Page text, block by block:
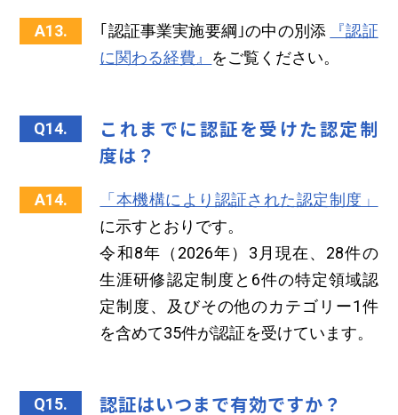
A13. ｢認証事業実施要綱｣の中の別添
『認証
に関わる経費』 をご覧ください。
Q14.
これまでに認証を受けた認定制
度は？
A14.
「本機構により認証された認定制度」
に示すとおりです。
令和8年（2026年）3月現在、28件の
生涯研修認定制度と6件の特定領域認
定制度、及びその他のカテゴリー1件
を含めて35件が認証を受けています。
Q15. 認証はいつまで有効ですか？